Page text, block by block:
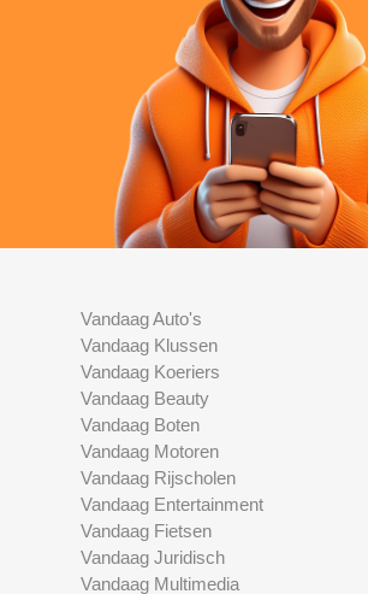
Vandaag Auto's
Vandaag Klussen
Vandaag Koeriers
Vandaag Beauty
Vandaag Boten
Vandaag Motoren
Vandaag Rijscholen
Vandaag Entertainment
Vandaag Fietsen
Vandaag Juridisch
Vandaag Multimedia